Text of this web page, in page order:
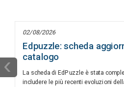
02/08/2026
Edpuzzle: scheda
catalogo
La scheda di EdPuzzle è stata
includere le più recenti evoluzioni
‹